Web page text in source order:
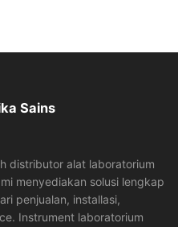
Sains
distributor alat laboratorium
menyediakan solusi lengkap
penjualan, installasi,
Instrument laboratorium